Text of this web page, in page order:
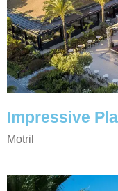
Impressive
Motril